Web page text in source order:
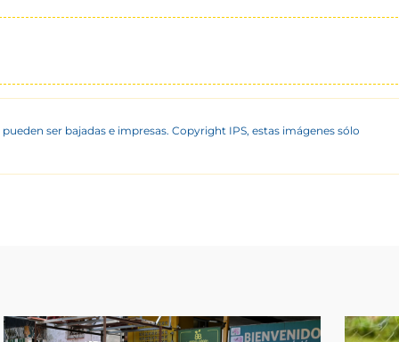
ser bajadas e impresas. Copyright IPS, estas imágenes sólo